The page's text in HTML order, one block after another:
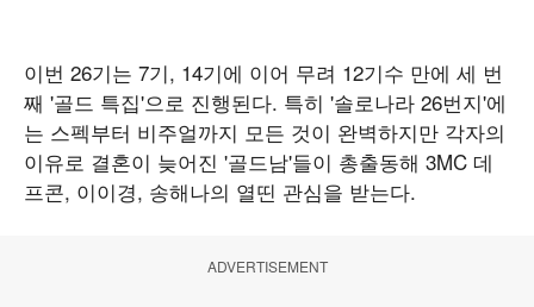
이번 26기는 7기, 14기에 이어 무려 12기수 만에 세 번
째 '골드 특집'으로 진행된다. 특히 '솔로나라 26번지'에
는 스펙부터 비주얼까지 모든 것이 완벽하지만 각자의
이유로 결혼이 늦어진 '골드남'들이 총출동해 3MC 데
프콘, 이이경, 송해나의 열띤 관심을 받는다.
ADVERTISEMENT